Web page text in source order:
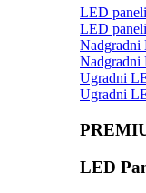
LED
LED
Nadgradni
Nadgradni
Ugradni
Ugradni
LED